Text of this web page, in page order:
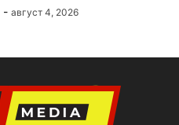
- август 4, 2026